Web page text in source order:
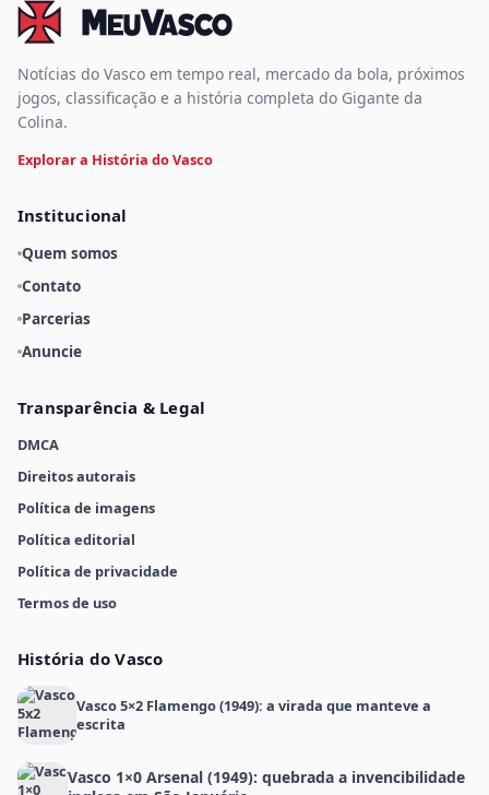
Notícias do Vasco em tempo real, mercado da bola, próximos
jogos, classificação e a história completa do Gigante da
Colina.
Explorar a História do Vasco
Institucional
Quem somos
Contato
Parcerias
Anuncie
Transparência & Legal
DMCA
Direitos autorais
Política de imagens
Política editorial
Política de privacidade
Termos de uso
História do Vasco
Vasco 5×2 Flamengo (1949): a virada que manteve a
escrita
Vasco 1×0 Arsenal (1949): quebrada a invencibilidade